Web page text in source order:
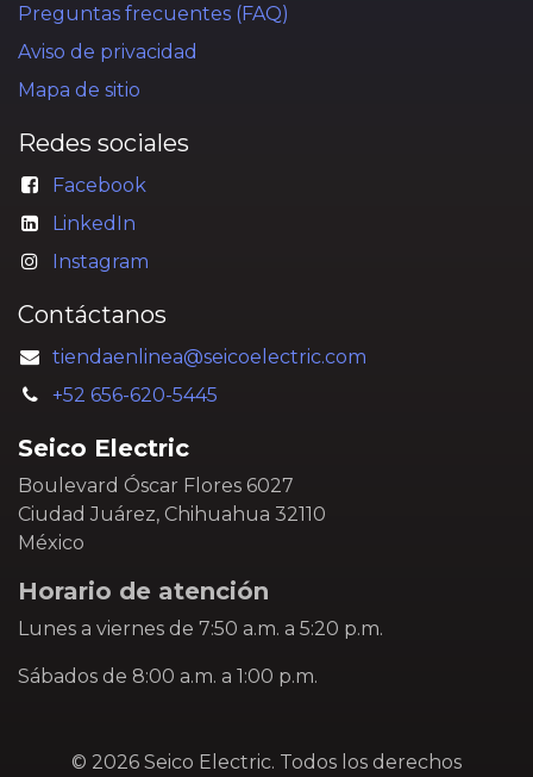
Preguntas frecuentes (FAQ)
Aviso de privacidad
Mapa de sitio
Redes sociales
Facebook
LinkedIn
Instagram
Contáctanos
tiendaenlinea@seicoelectric.com
+52 656-620-5445
Seico Electric
Boulevard Óscar Flores 6027
Ciudad Juárez, Chihuahua 32110
México
Horario de atención
Lunes a viernes de 7:50 a.m. a 5:20 p.m.
Sábados de 8:00 a.m. a 1:00 p.m.
© 2026 Seico Electric. Todos los derechos